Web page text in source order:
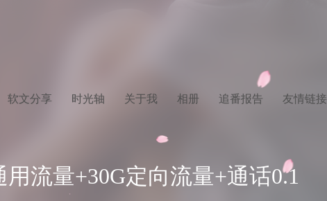
软文分享 时光轴 关于我 相册 追番报告 友情链接
流量+30G定向流量+通话0.1